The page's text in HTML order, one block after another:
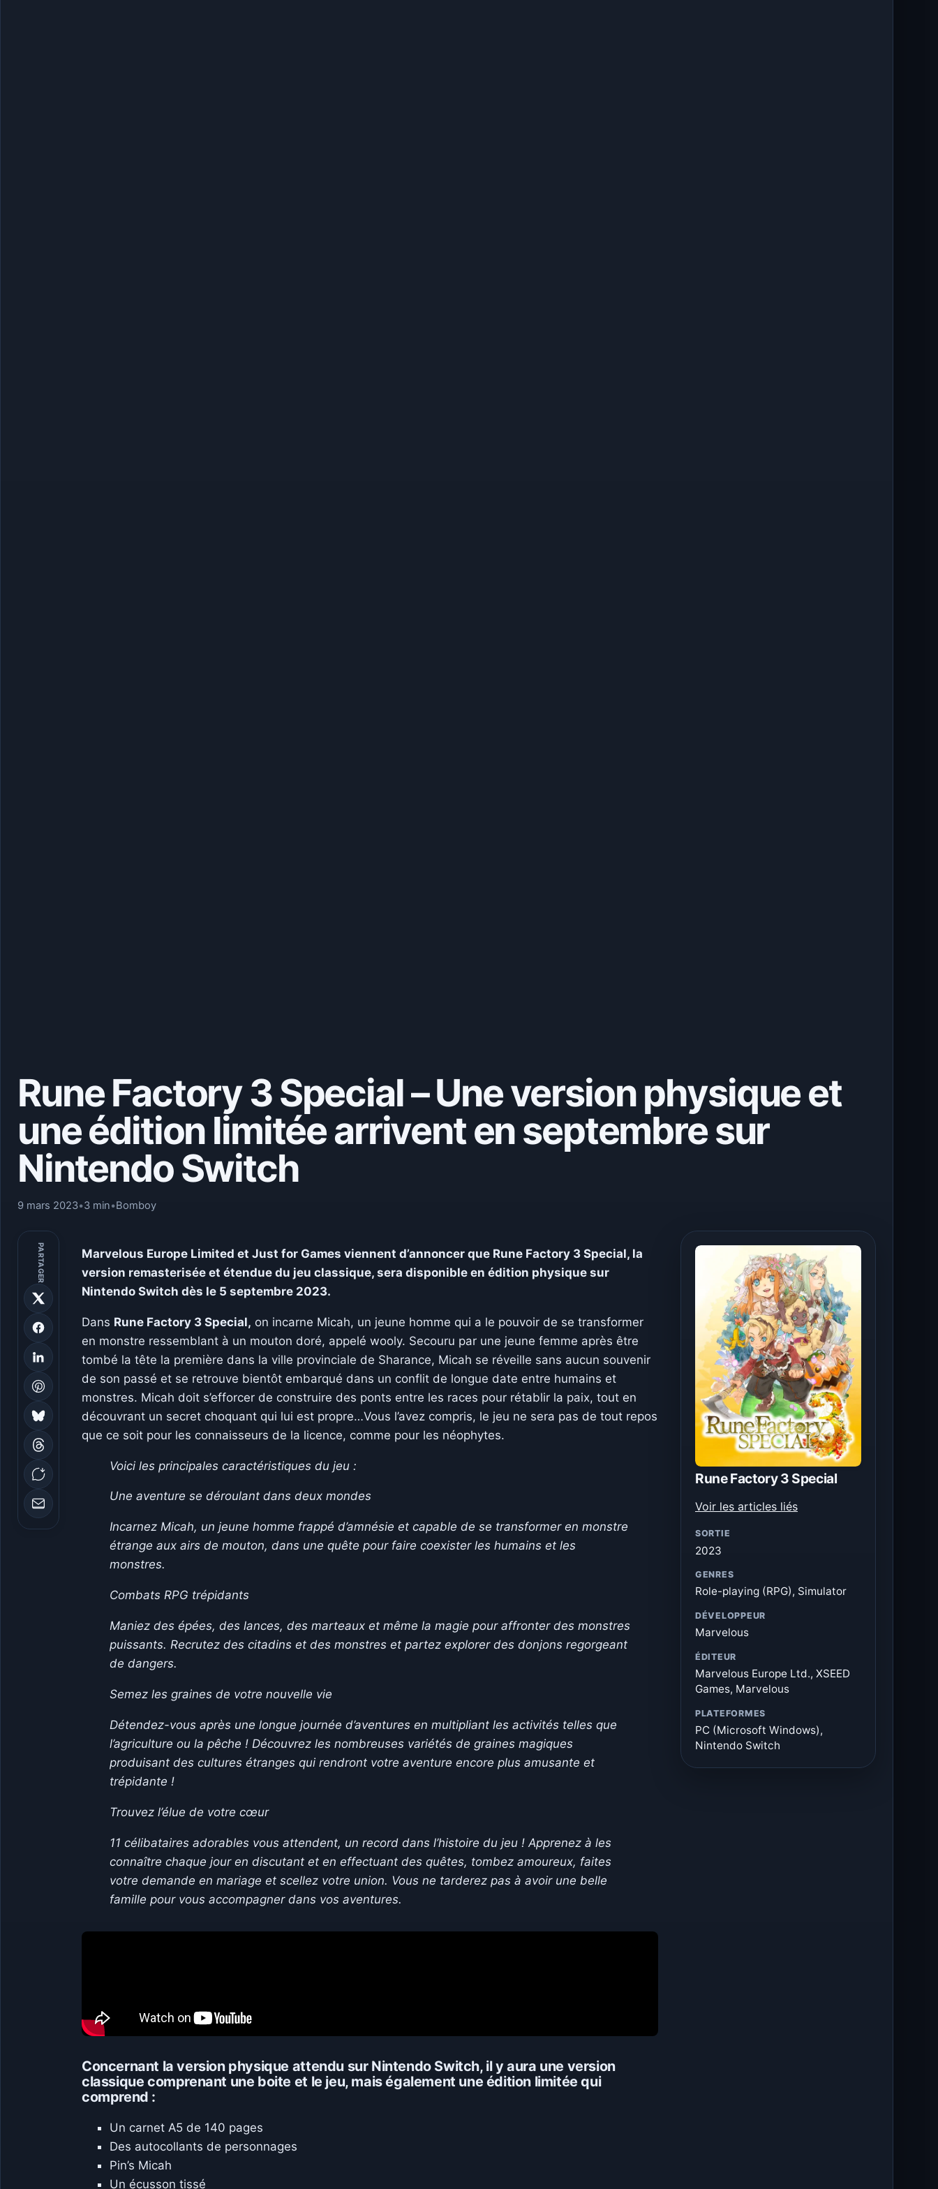
Rune Factory 3 Special – Une version physique et
une édition limitée arrivent en septembre sur
Nintendo Switch
9 mars 2023•3 min•Bomboy
PARTAGER
Marvelous Europe Limited et Just for Games viennent d’annoncer que Rune Factory 3 Special, la
version remasterisée et étendue du jeu classique, sera disponible en édition physique sur
Nintendo Switch dès le 5 septembre 2023.
Dans Rune Factory 3 Special, on incarne Micah, un jeune homme qui a le pouvoir de se transformer
en monstre ressemblant à un mouton doré, appelé wooly. Secouru par une jeune femme après être
tombé la tête la première dans la ville provinciale de Sharance, Micah se réveille sans aucun souvenir
de son passé et se retrouve bientôt embarqué dans un conflit de longue date entre humains et
monstres. Micah doit s’efforcer de construire des ponts entre les races pour rétablir la paix, tout en
découvrant un secret choquant qui lui est propre…Vous l’avez compris, le jeu ne sera pas de tout repos
que ce soit pour les connaisseurs de la licence, comme pour les néophytes.
Voici les principales caractéristiques du jeu :
Une aventure se déroulant dans deux mondes
Incarnez Micah, un jeune homme frappé d’amnésie et capable de se transformer en monstre
étrange aux airs de mouton, dans une quête pour faire coexister les humains et les
monstres.
Combats RPG trépidants
Maniez des épées, des lances, des marteaux et même la magie pour affronter des monstres
puissants. Recrutez des citadins et des monstres et partez explorer des donjons regorgeant
de dangers.
Semez les graines de votre nouvelle vie
Détendez-vous après une longue journée d’aventures en multipliant les activités telles que
l’agriculture ou la pêche ! Découvrez les nombreuses variétés de graines magiques
produisant des cultures étranges qui rendront votre aventure encore plus amusante et
trépidante !
Trouvez l’élue de votre cœur
11 célibataires adorables vous attendent, un record dans l’histoire du jeu ! Apprenez à les
connaître chaque jour en discutant et en effectuant des quêtes, tombez amoureux, faites
votre demande en mariage et scellez votre union. Vous ne tarderez pas à avoir une belle
famille pour vous accompagner dans vos aventures.
Concernant la version physique attendu sur Nintendo Switch, il y aura une version
classique comprenant une boite et le jeu, mais également une édition limitée qui
comprend :
Un carnet A5 de 140 pages
Des autocollants de personnages
Pin’s Micah
Un écusson tissé
Rune Factory 3 Special
Voir les articles liés
SORTIE
2023
GENRES
Role-playing (RPG), Simulator
DÉVELOPPEUR
Marvelous
ÉDITEUR
Marvelous Europe Ltd., XSEED
Games, Marvelous
PLATEFORMES
PC (Microsoft Windows),
Nintendo Switch